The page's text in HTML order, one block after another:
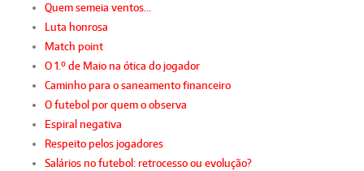
Quem semeia ventos…
Luta honrosa
Match point
O 1.º de Maio na ótica do jogador
Caminho para o saneamento financeiro
O futebol por quem o observa
Espiral negativa
Respeito pelos jogadores
Salários no futebol: retrocesso ou evolução?